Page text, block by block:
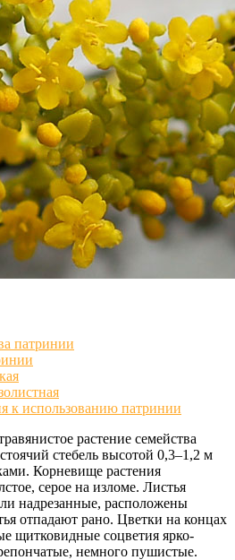
патринии
к использованию патринии
растение семейства
стебель высотой 0,3–1,2 м
Корневище растения
серое на изломе. Листья
надрезанные, расположены
отпадают рано. Цветки на концах
щитковидные соцветия ярко-
немного пушистые.